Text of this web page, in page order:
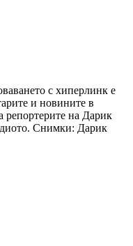
с хиперлинк е
и новините в
репортерите на Дарик
Снимки: Дарик